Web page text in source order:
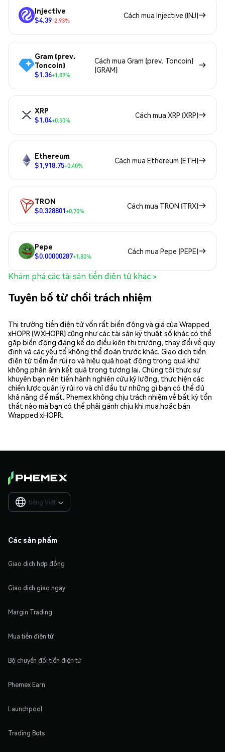
Injective
$4.39-2.93%
Cách mua Injective (INJ)
Gram (prev.
Toncoin)
$1.36+1.89%
Cách mua Gram (prev. Toncoin)
(GRAM)
XRP
$1.04+0.50%
Cách mua XRP (XRP)
Ethereum
$1,918.75+0.40%
Cách mua Ethereum (ETH)
TRON
$0.328801+0.70%
Cách mua TRON (TRX)
Pepe
$0.00000287+1.80%
Cách mua Pepe (PEPE)
Khám phá các tài sản tiền điện tử khác >
Tuyên bố từ chối trách nhiệm
Thị trường tiền điện tử vốn rất biến động và giá của Wrapped
xHOPR (WXHOPR) cũng như các tài sản kỹ thuật số khác có thể
gặp biến động đáng kể do điều kiện thị trường, thay đổi về quy
định và các yếu tố không thể đoán trước khác. Giao dịch tiền
điện tử tiềm ẩn rủi ro và hiệu quả hoạt động trong quá khứ
không phản ánh kết quả trong tương lai. Chúng tôi thực sự
khuyên bạn nên tiến hành nghiên cứu kỹ lưỡng, thực hiện các
chiến lược quản lý rủi ro và chỉ đầu tư những gì bạn có thể đủ
khả năng để mất. Phemex không chịu trách nhiệm về bất kỳ tổn
thất nào mà bạn có thể phải gánh chịu khi mua hoặc bán
Wrapped xHOPR.
tiếng Việt 
Các sản phẩm
Giao dịch hợp đồng
Giao dịch giao ngay
Margin Trading
Mua tiền điện tử
Bộ chuyển đổi tiền điện tử
Phemex Earn
Launchpool
Trading Bots